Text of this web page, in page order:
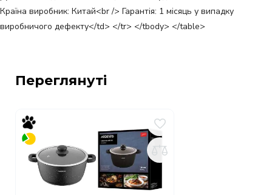
Країна виробник: Китай<br /> Гарантія: 1 місяць у випадку
виробничого дефекту</td> </tr> </tbody> </table>
Переглянуті